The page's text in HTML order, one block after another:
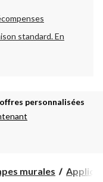
standard.En
personnalisées
murales